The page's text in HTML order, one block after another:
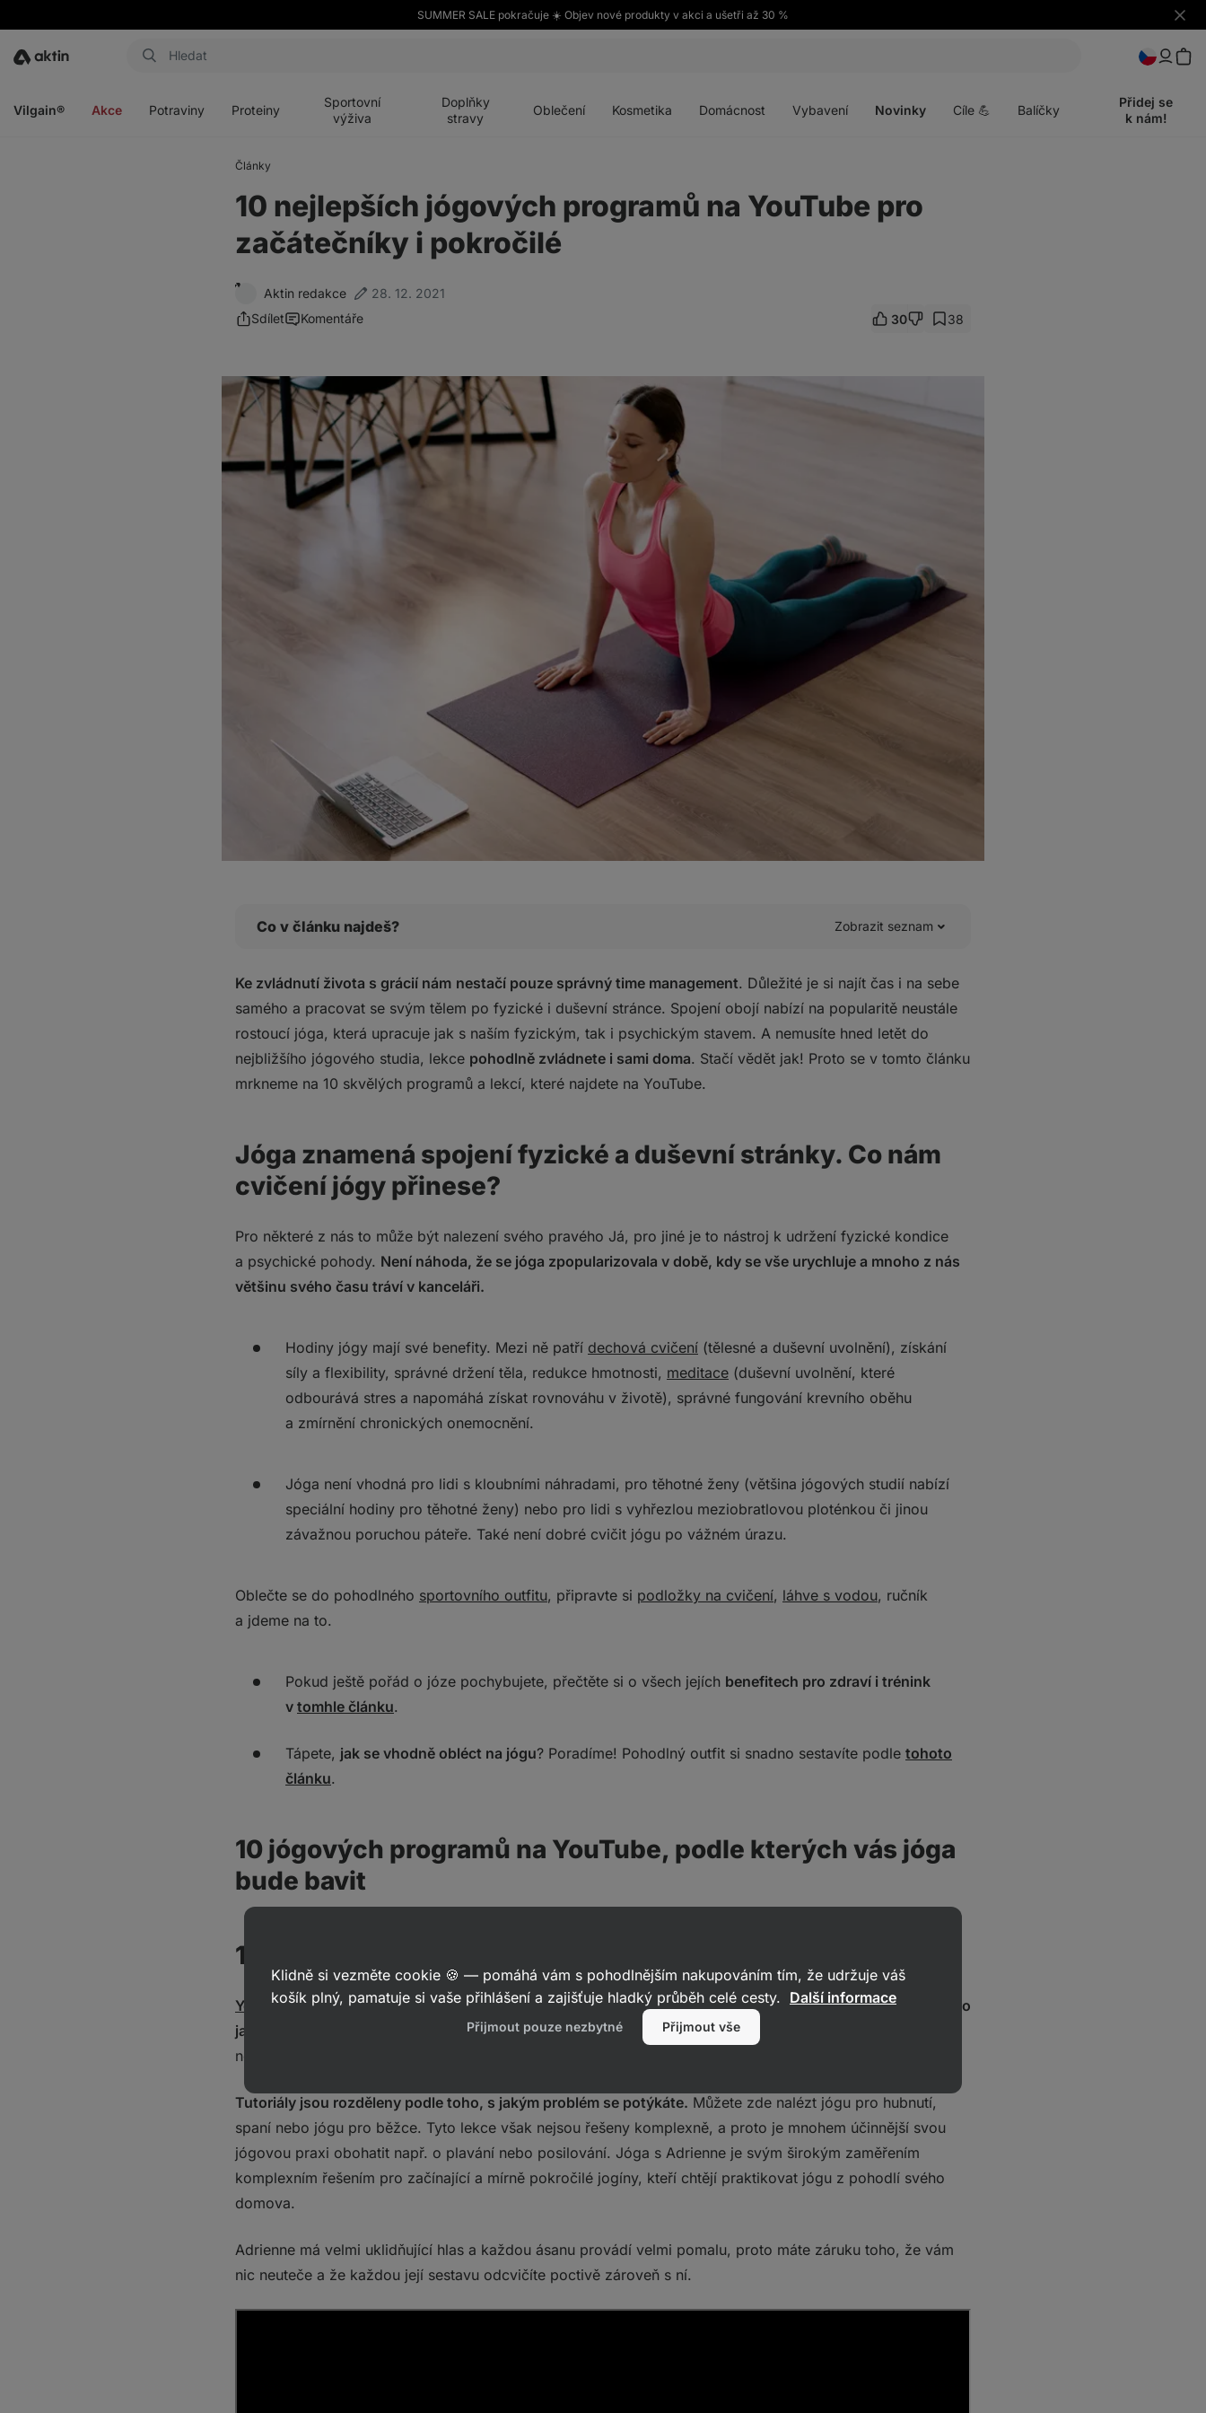
SUMMER SALE pokračuje ☀️ Objev nové produkty v akci a ušetři až 30 %
Skrýt
Aktin
Vilgain® Akce Potraviny Proteiny
Sportovní
výživa
Doplňky
stravy
Oblečení Kosmetika Domácnost Vybavení Novinky Cíle 💪 Balíčky
Přidej se
k nám!
Články
10 nejlepších jógových programů na YouTube pro
začátečníky i pokročilé
Aktin redakce
28. 12. 2021
Sdílet
Komentáře 30 38
Co v článku najdeš? Zobrazit seznam
Jóga znamená spojení fyzické a duševní stránky. Co nám cvičení jógy přinese?
10 jógových programů na YouTube, podle kterých vás jóga bude bavit
1. Yoga with Adrienne
2. Yoga by Candace
3. Sarah Beth Yoga
4. Ekhart Yoga
7. Fightmaster Yoga
8. Yoga with Tim
9. LiveStrongWoman
Ke zvládnutí života s grácií nám nestačí pouze správný time management. Důležité je si najít čas i na sebe
samého a pracovat se svým tělem po fyzické i duševní stránce. Spojení obojí nabízí na popularitě neustále
rostoucí jóga, která upracuje jak s naším fyzickým, tak i psychickým stavem. A nemusíte hned letět do
nejbližšího jógového studia, lekce pohodlně zvládnete i sami doma. Stačí vědět jak! Proto se v tomto článku
mrkneme na 10 skvělých programů a lekcí, které najdete na YouTube.
Jóga znamená spojení fyzické a duševní stránky. Co nám
cvičení jógy přinese?
Pro některé z nás to může být nalezení svého pravého Já, pro jiné je to nástroj k udržení fyzické kondice
a psychické pohody. Není náhoda, že se jóga zpopularizovala v době, kdy se vše urychluje a mnoho z nás
většinu svého času tráví v kanceláři.
Hodiny jógy mají své benefity. Mezi ně patří dechová cvičení (tělesné a duševní uvolnění), získání
síly a flexibility, správné držení těla, redukce hmotnosti, meditace (duševní uvolnění, které
odbourává stres a napomáhá získat rovnováhu v životě), správné fungování krevního oběhu
a zmírnění chronických onemocnění.
Jóga není vhodná pro lidi s kloubními náhradami, pro těhotné ženy (většina jógových studií nabízí
speciální hodiny pro těhotné ženy) nebo pro lidi s vyhřezlou meziobratlovou ploténkou či jinou
závažnou poruchou páteře. Také není dobré cvičit jógu po vážném úrazu.
Oblečte se do pohodlného sportovního outfitu, připravte si podložky na cvičení, láhve s vodou, ručník
a jdeme na to.
Pokud ještě pořád o józe pochybujete, přečtěte si o všech jejích benefitech pro zdraví i trénink
v tomhle článku.
Tápete, jak se vhodně obléct na jógu? Poradíme! Pohodlný outfit si snadno sestavíte podle tohoto
článku.
10 jógových programů na YouTube, podle kterých vás jóga
bude bavit
1. Yoga with Adrienne
Yoga with Adrienne
je jedním z Youtube kanálů, kde najdete velký výběr tutoriálů na různé druhy jógy pro
jakékoliv obtížnosti.
Zajímavá je určitě 30denní výzva, která vás provede od té nejlehčí obtížnosti po tu
nejtěžší.
Tutoriály jsou rozděleny podle toho, s jakým problém se potýkáte. Můžete zde nalézt jógu pro hubnutí,
spaní nebo jógu pro běžce. Tyto lekce však nejsou řešeny komplexně, a proto je mnohem účinnější svou
jógovou praxi obohatit např. o plavání nebo posilování. Jóga s Adrienne je svým širokým zaměřením
komplexním řešením pro začínající a mírně pokročilé jogíny, kteří chtějí praktikovat jógu z pohodlí svého
domova.
Adrienne má velmi uklidňující hlas a každou ásanu provádí velmi pomalu, proto máte záruku toho, že vám
nic neuteče a že každou její sestavu odcvičíte poctivě zároveň s ní.
Klidně si vezměte cookie 🍪 — pomáhá vám s pohodlnějším nakupováním tím, že udržuje váš
košík plný, pamatuje si vaše přihlášení a zajišťuje hladký průběh celé cesty. Další informace
Přijmout pouze nezbytné Přijmout vše